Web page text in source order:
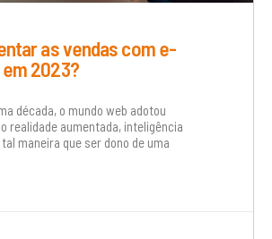
as vendas com e-
2023?
década, o mundo web adotou
realidade aumentada, inteligência
maneira que ser dono de uma